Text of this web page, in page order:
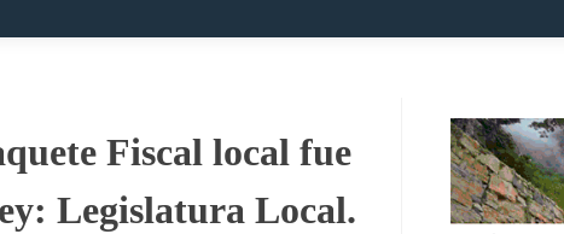
Fiscal local fue
Legislatura Local.